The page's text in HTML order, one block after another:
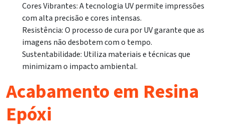
Cores Vibrantes: A tecnologia UV permite impressões
com alta precisão e cores intensas.
Resistência: O processo de cura por UV garante que as
imagens não desbotem com o tempo.
Sustentabilidade: Utiliza materiais e técnicas que
minimizam o impacto ambiental.
Acabamento em Resina
Epóxi